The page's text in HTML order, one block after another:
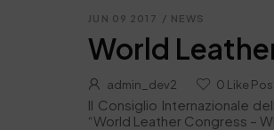
JUN 09 2017 / NEWS
World
admin_dev2 0 Like
Il Consiglio Internazionale
“World Leather Congress –